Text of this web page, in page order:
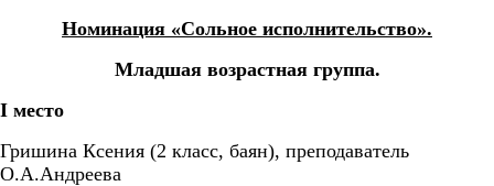
Номинация «Сольное исполнительство».
Младшая возрастная группа.
I место
Гришина Ксения (2 класс, баян), преподаватель
О.А.Андреева